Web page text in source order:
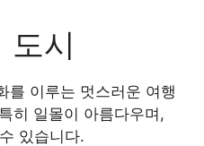
도시
를 이루는 멋스러운 여행
히 일몰이 아름다우며,
있습니다.